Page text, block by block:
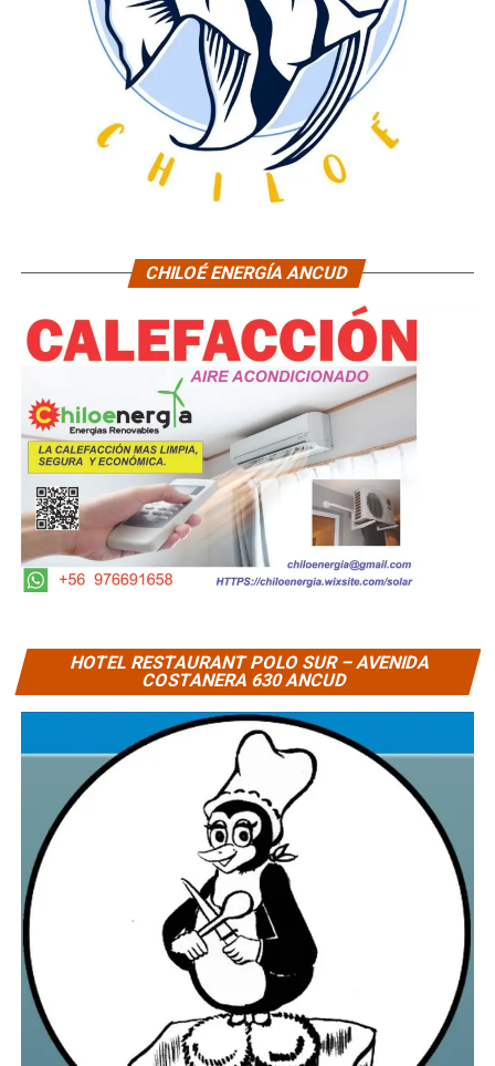
CHILOÉ ENERGÍA ANCUD
HOTEL RESTAURANT POLO SUR – AVENIDA
COSTANERA 630 ANCUD